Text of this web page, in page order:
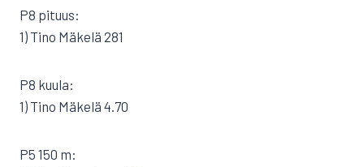
P8 pituus:
1) Tino Mäkelä 281
P8 kuula:
1) Tino Mäkelä 4.70
P5 150 m: